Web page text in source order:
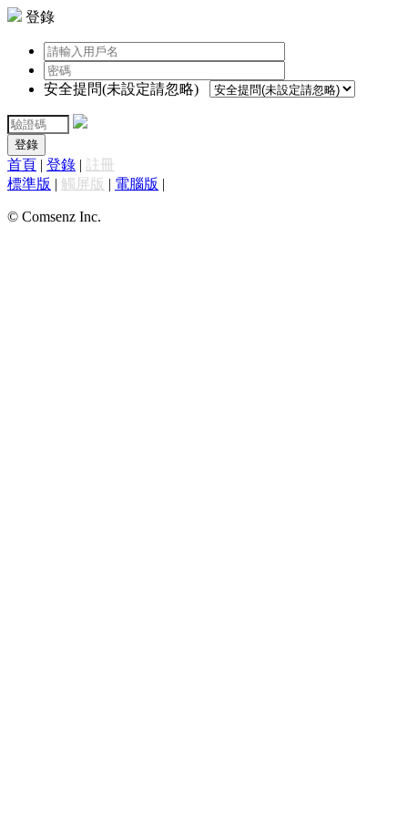
登錄
安全提問(未設定請忽略)
登錄
首頁 | 登錄 | 註冊
標準版 | 觸屏版 | 電腦版 |
© Comsenz Inc.